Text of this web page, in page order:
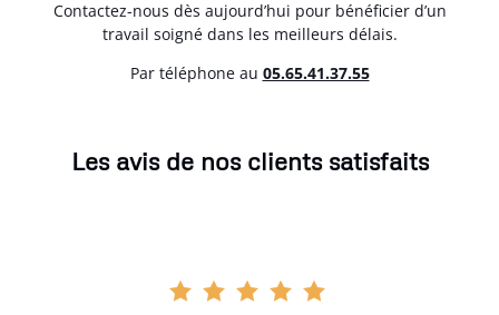
Contactez-nous dès aujourd’hui pour bénéficier d’un
travail soigné dans les meilleurs délais.
Par téléphone au 05.65.41.37.55
Les avis de nos clients satisfaits